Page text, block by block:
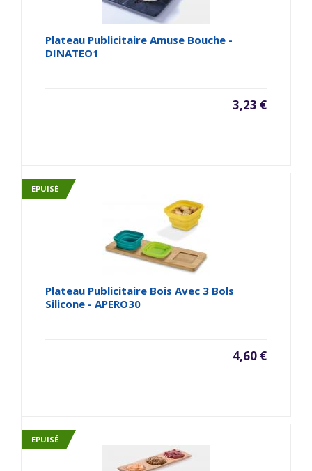
Plateau Publicitaire Amuse Bouche -
DINATEO1
3,23 €
EPUISÉ
Plateau Publicitaire Bois Avec 3 Bols
Silicone - APERO30
4,60 €
EPUISÉ